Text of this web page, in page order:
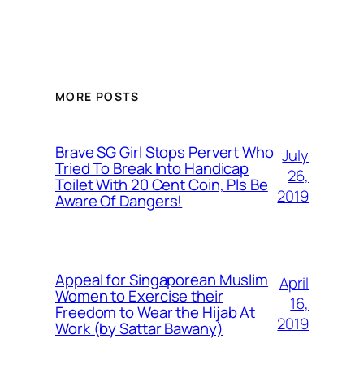
MORE POSTS
Brave SG Girl Stops Pervert Who
Tried To Break Into Handicap
Toilet With 20 Cent Coin, Pls Be
Aware Of Dangers!
July
26,
2019
Appeal for Singaporean Muslim
Women to Exercise their
Freedom to Wear the Hijab At
Work (by Sattar Bawany)
April
16,
2019